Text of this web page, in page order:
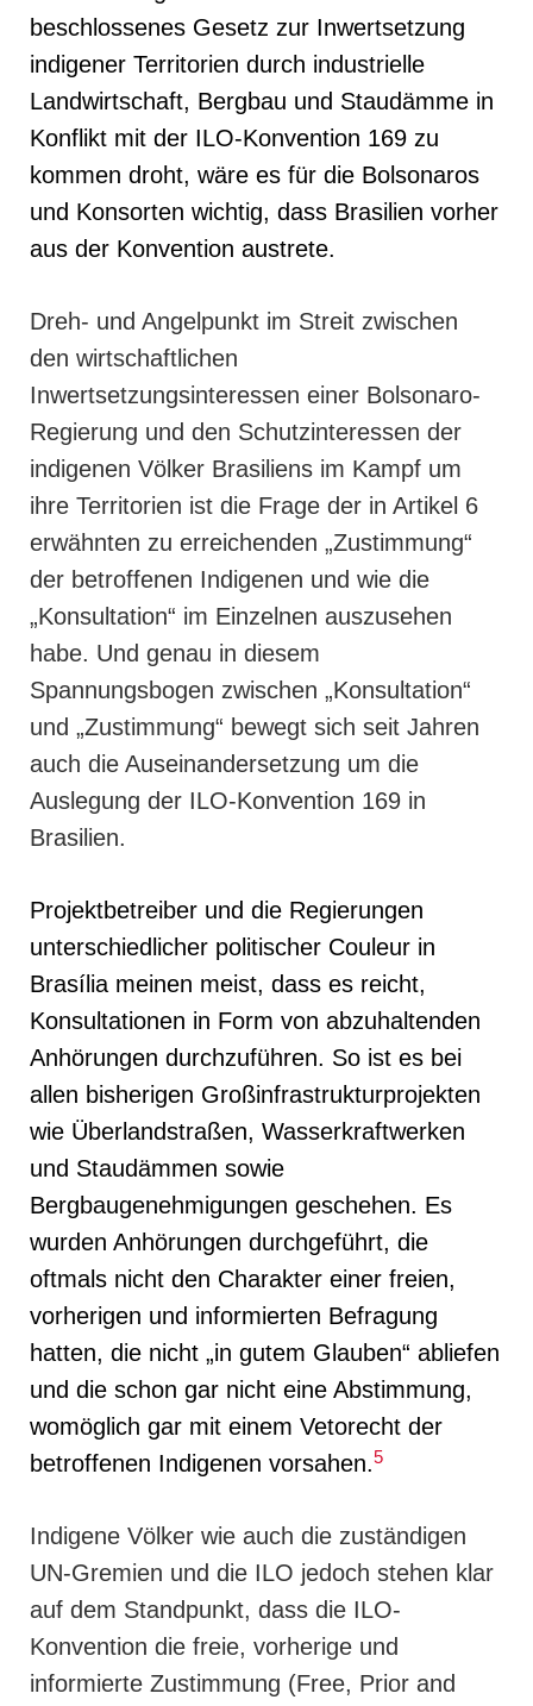
beschlossenes Gesetz zur Inwertsetzung
indigener Territorien durch industrielle
Landwirtschaft, Bergbau und Staudämme in
Konflikt mit der ILO-Konvention 169 zu
kommen droht, wäre es für die Bolsonaros
und Konsorten wichtig, dass Brasilien vorher
aus der Konvention austrete.
Dreh- und Angelpunkt im Streit zwischen
den wirtschaftlichen
Inwertsetzungsinteressen einer Bolsonaro-
Regierung und den Schutzinteressen der
indigenen Völker Brasiliens im Kampf um
ihre Territorien ist die Frage der in Artikel 6
erwähnten zu erreichenden „Zustimmung“
der betroffenen Indigenen und wie die
„Konsultation“ im Einzelnen auszusehen
habe. Und genau in diesem
Spannungsbogen zwischen „Konsultation“
und „Zustimmung“ bewegt sich seit Jahren
auch die Auseinandersetzung um die
Auslegung der ILO-Konvention 169 in
Brasilien.
Projektbetreiber und die Regierungen
unterschiedlicher politischer Couleur in
Brasília meinen meist, dass es reicht,
Konsultationen in Form von abzuhaltenden
Anhörungen durchzuführen. So ist es bei
allen bisherigen Großinfrastrukturprojekten
wie Überlandstraßen, Wasserkraftwerken
und Staudämmen sowie
Bergbaugenehmigungen geschehen. Es
wurden Anhörungen durchgeführt, die
oftmals nicht den Charakter einer freien,
vorherigen und informierten Befragung
hatten, die nicht „in gutem Glauben“ abliefen
und die schon gar nicht eine Abstimmung,
womöglich gar mit einem Vetorecht der
betroffenen Indigenen vorsahen.5
Indigene Völker wie auch die zuständigen
UN-Gremien und die ILO jedoch stehen klar
auf dem Standpunkt, dass die ILO-
Konvention die freie, vorherige und
informierte Zustimmung (Free, Prior and